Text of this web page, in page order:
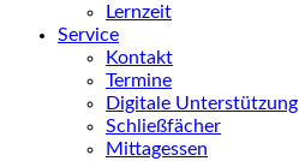
Lernzeit
Service
Kontakt
Termine
Digitale Unterstützung
Schließfächer
Mittagessen